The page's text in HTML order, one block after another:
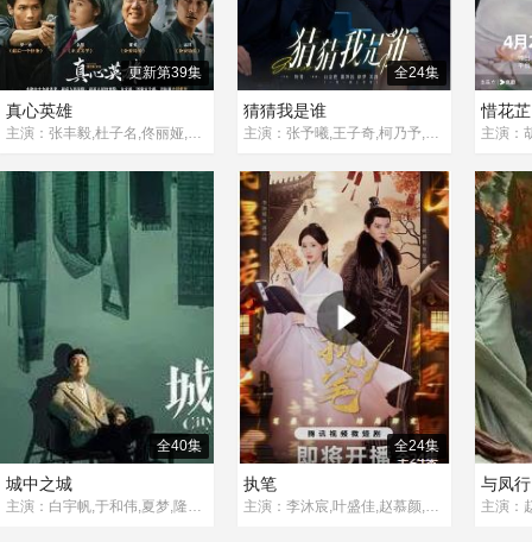
更新第39集
真心英雄
主演：张丰毅,杜子名,佟丽娅,叶祖新,钱泳辰,艾东,闫妮,富大龙,田雷,何冰,江珊,张萌,范帅琦,谭凯,罗一舟,陈天明,余男,练练,苏晓彤,蓝盈莹,高至霆,董勇,宋洋,丁冠森
全24集
猜猜我是谁
主演：张予曦,王子奇,柯乃予,韩东霖,王家茵,刘哲珲,王千果,莫小奇,郑玉,贺鹏,杨超然,李京沐,江鹏,刘潺,金珈,杨冬麒
惜花芷
全40集
城中之城
主演：白宇帆,于和伟,夏梦,隆妮,王骁,冯嘉怡,王劲松,杨子姗,陈瑾,涂松岩,章申,张建亚,邢岷山,李颖,节冰,李洪涛,姚一奇,冷纪元,刘若嫣,封新天,顾宇峰,虞金泽,董晴,严永瑄,高蓓蓓,杨雨婷,文静,彭赛,都兰,曲高位,韦奕波,许国栋,张衣,牛北壬,姚卓君
全24集
执笔
主演：李沐宸,叶盛佳,赵慕颜,刘尚麟,杜功海
与凤行